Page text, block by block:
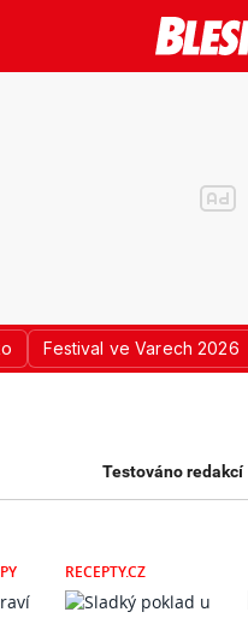
Festival ve Varech 2026
ŽENY
Testováno redakcí
RECEPTY.CZ